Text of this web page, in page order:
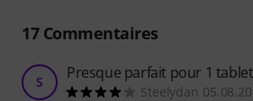
17Commentaires
S Presque parfait pour 1
Steelydan